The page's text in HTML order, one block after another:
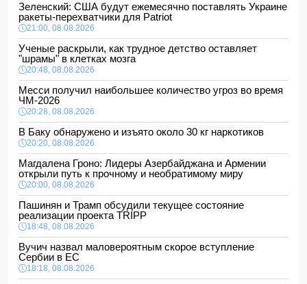
Зеленский: США будут ежемесячно поставлять Украине
ракеты-перехватчики для Patriot
21:00, 08.08.2026
Ученые раскрыли, как трудное детство оставляет
"шрамы" в клетках мозга
20:48, 08.08.2026
Месси получил наибольшее количество угроз во время
ЧМ-2026
20:28, 08.08.2026
В Баку обнаружено и изъято около 30 кг наркотиков
20:20, 08.08.2026
Магдалена Гроно: Лидеры Азербайджана и Армении
открыли путь к прочному и необратимому миру
20:00, 08.08.2026
Пашинян и Трамп обсудили текущее состояние
реализации проекта TRIPP
18:48, 08.08.2026
Вучич назвал маловероятным скорое вступление
Сербии в ЕС
18:18, 08.08.2026